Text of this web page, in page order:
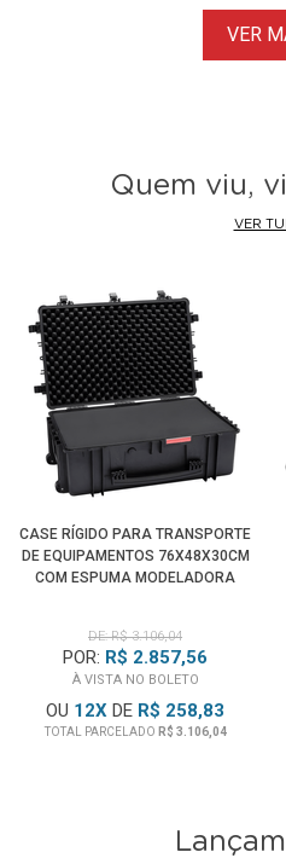
VER
Quem viu,
VER
CASE RÍGIDO PARA TRANSPORTE
DE EQUIPAMENTOS 76X48X30CM
COM ESPUMA MODELADORA
DE: R$ 3.106,04
POR: R$ 2.857,56
À VISTA NO BOLETO
OU 12X DE R$ 258,83
TOTAL PARCELADO R$ 3.106,04